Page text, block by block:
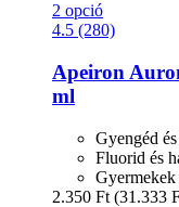
2 opció
4.5 (280)
Apeiron
ml
Gyengéd
Fluorid és
Gyermekek
2.350 Ft (31.333